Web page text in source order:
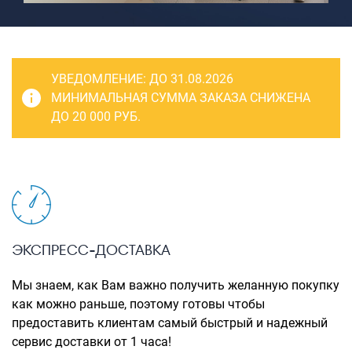
Сумки спортивные
Сумки деловые
Сумки поясные
Сумки пляжные
Рюкзаки городские
Рюкзаки школьные
Рюкзаки подростковые
УВЕДОМЛЕНИЕ: ДО 31.08.2026
МИНИМАЛЬНАЯ СУММА ЗАКАЗА СНИЖЕНА
ДО 20 000 РУБ.
ЭКСПРЕСС-ДОСТАВКА
Мы знаем, как Вам важно получить желанную покупку
как можно раньше, поэтому готовы чтобы
предоставить клиентам самый быстрый и надежный
сервис доставки от 1 часа!